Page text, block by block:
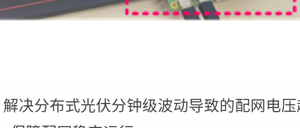
决分布式光伏分钟级波动导致的配网电